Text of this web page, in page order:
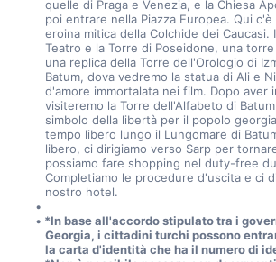
quelle di Praga e Venezia, e la Chiesa
poi entrare nella Piazza Europea. Qui
eroina mitica della Colchide dei Caucasi.
Teatro e la Torre di Poseidone, una
una replica della Torre dell'Orologio di
Batum, dova vedremo la statua di Ali e
d'amore immortalata nei film. Dopo aver
visiteremo la Torre dell'Alfabeto di
simbolo della libertà per il popolo
tempo libero lungo il Lungomare di
libero, ci dirigiamo verso Sarp per
possiamo fare shopping nel duty-free
Completiamo le procedure d'uscita e ci
nostro hotel.
*In base all'accordo stipulato tra i
Georgia, i cittadini turchi possono
la carta d'identità che ha il numero di